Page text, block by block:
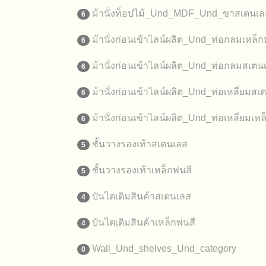
6 ม้านั่งท็อปไม้_Und_MDF_Und_ขาสเตนเ
6 ม้านั่งก่อนเข้าไลน์ผลิต_Und_ท่อกลมเหล็
6 ม้านั่งก่อนเข้าไลน์ผลิต_Und_ท่อกลมสเตน
6 ม้านั่งก่อนเข้าไลน์ผลิต_Und_ท่อเหลี่ยมสเ
6 ม้านั่งก่อนเข้าไลน์ผลิต_Und_ท่อเหลี่ยมเห
5 ชั้นวางรองเท้าสเตนเลส
5 ชั้นวางรองเท้าเหล็กพ่นสี
4 บันไดเติมสินค้าสเตนเลส
4 บันไดเติมสินค้าเหล็กพ่นสี
0 Wall_Und_shelves_Und_category